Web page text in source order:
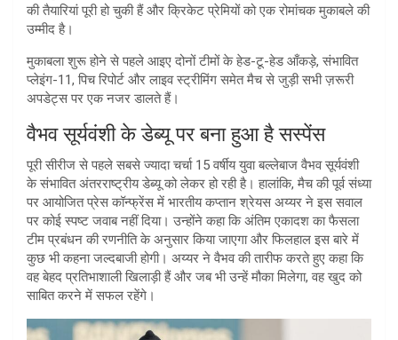
की तैयारियां पूरी हो चुकी हैं और क्रिकेट प्रेमियों को एक रोमांचक मुकाबले की
उम्मीद है।
मुकाबला शुरू होने से पहले आइए दोनों टीमों के हेड-टू-हेड आँकड़े, संभावित
प्लेइंग-11, पिच रिपोर्ट और लाइव स्ट्रीमिंग समेत मैच से जुड़ी सभी ज़रूरी
अपडेट्स पर एक नजर डालते हैं।
वैभव सूर्यवंशी के डेब्यू पर बना हुआ है सस्पेंस
पूरी सीरीज से पहले सबसे ज्यादा चर्चा 15 वर्षीय युवा बल्लेबाज वैभव सूर्यवंशी
के संभावित अंतरराष्ट्रीय डेब्यू को लेकर हो रही है। हालांकि, मैच की पूर्व संध्या
पर आयोजित प्रेस कॉन्फ्रेंस में भारतीय कप्तान श्रेयस अय्यर ने इस सवाल
पर कोई स्पष्ट जवाब नहीं दिया। उन्होंने कहा कि अंतिम एकादश का फैसला
टीम प्रबंधन की रणनीति के अनुसार किया जाएगा और फिलहाल इस बारे में
कुछ भी कहना जल्दबाजी होगी। अय्यर ने वैभव की तारीफ करते हुए कहा कि
वह बेहद प्रतिभाशाली खिलाड़ी हैं और जब भी उन्हें मौका मिलेगा, वह खुद को
साबित करने में सफल रहेंगे।